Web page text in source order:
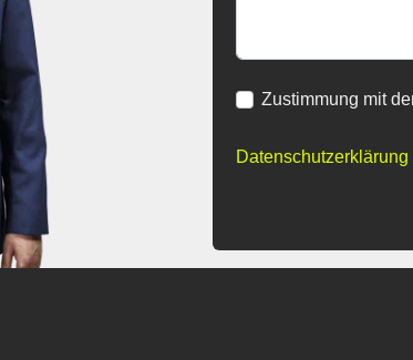
Zustimmung mit
Datenschutzerklärung